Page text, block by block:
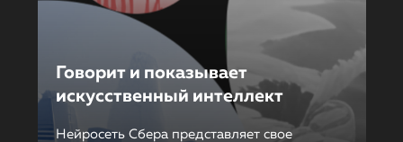
Говорит и показывает
искусственный интеллект
Нейросеть Сбера представляет свое